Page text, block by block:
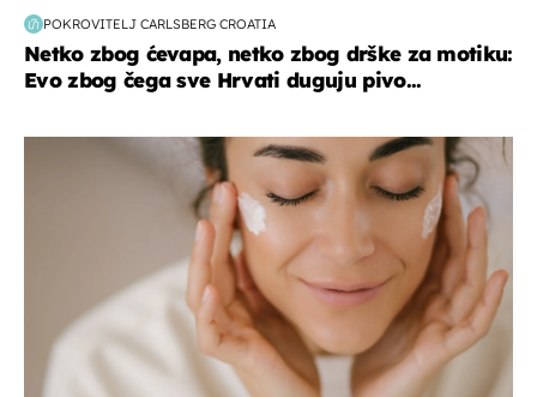
POKROVITELJ CARLSBERG CROATIA
Netko zbog ćevapa, netko zbog drške za motiku:
Evo zbog čega sve Hrvati duguju pivo...
moda & ljepota